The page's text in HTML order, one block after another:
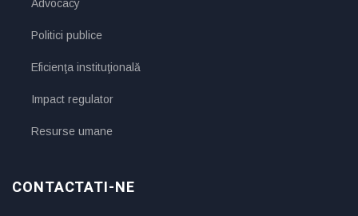
Advocacy
Politici publice
Eficienţa instituţională
Impact regulator
Resurse umane
CONTACTATI-NE